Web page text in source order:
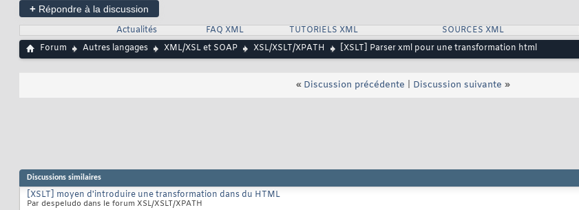
+ Répondre à la discussion
Actualités
FAQ XML TUTORIELS XML SOURCES XML
Forum
Autres langages XML/XSL et SOAP XSL/XSLT/XPATH [XSLT] Parser xml pour une transformation html
« Discussion précédente Discussion suivante »
Discussions similaires
[XSLT] moyen d'introduire une transformation dans du HTML
Par despeludo dans le forum XSL/XSLT/XPATH